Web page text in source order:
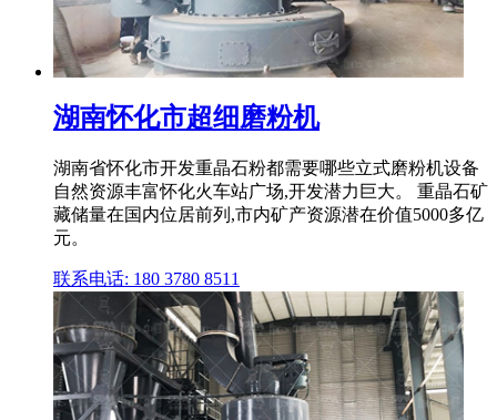
湖南怀化市超细磨粉机
湖南省怀化市开发重晶石粉都需要哪些立式磨粉机设备
自然资源丰富怀化火车站广场,开发潜力巨大。 重晶石矿
藏储量在国内位居前列,市内矿产资源潜在价值5000多亿
元。
联系电话: 180 3780 8511